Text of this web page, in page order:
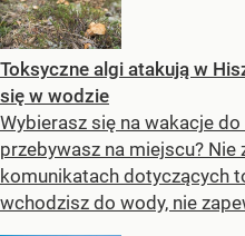
Toksyczne algi atakują w
się w wodzie
Wybierasz się na wakacje
przebywasz na miejscu? Nie
komunikatach dotyczących
wchodzisz do wody, nie